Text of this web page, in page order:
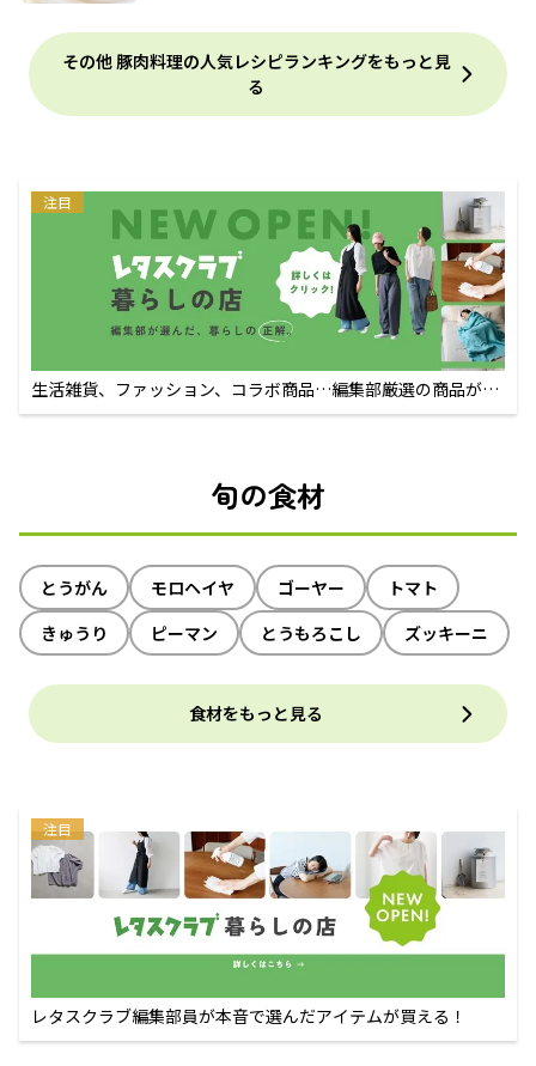
その他 豚肉料理の人気レシピランキングをもっと見
る
注目
生活雑貨、ファッション、コラボ商品…編集部厳選の商品が買
えるECサイト
旬の食材
とうがん モロヘイヤ ゴーヤー
トマト
きゅうり
ピーマン とうもろこし ズッキーニ
食材をもっと見る
注目
レタスクラブ編集部員が本音で選んだアイテムが買える！